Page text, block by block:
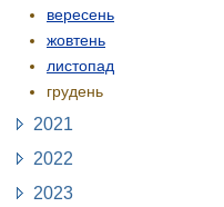
вересень
жовтень
листопад
грудень
2021
2022
2023